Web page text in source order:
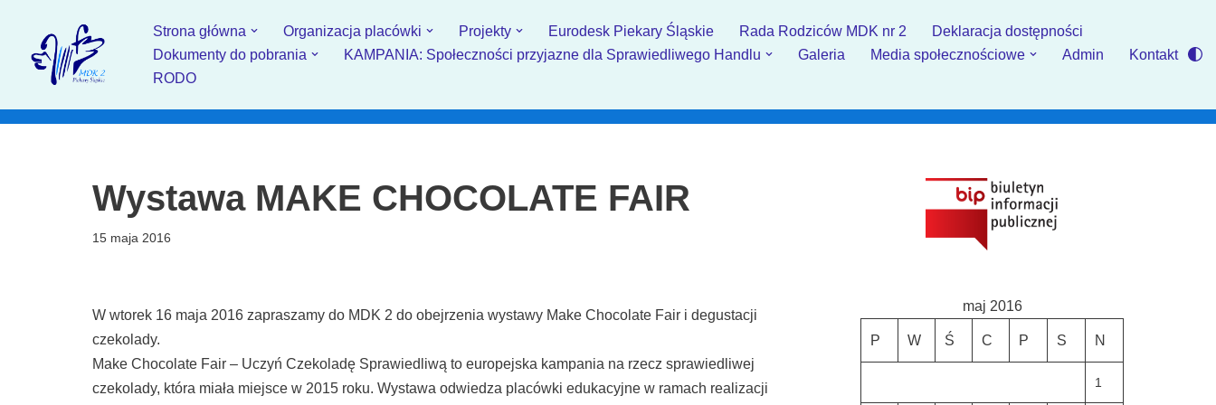
Przejdź
Strona główna Organizacja placówki Projekty Eurodesk Piekary Śląskie Rada Rodziców MDK nr 2
Deklaracja dostępności
Dokumenty do pobrania
KAMPANIA: Społeczności przyjazne dla Sprawiedliwego Handlu Galeria Media społecznościowe Admin
Kontakt
RODO
Wystawa MAKE CHOCOLATE FAIR
15 maja 2016
W wtorek 16 maja 2016 zapraszamy do MDK 2 do obejrzenia wystawy Make Chocolate Fair i degustacji
czekolady.
Make Chocolate Fair – Uczyń Czekoladę Sprawiedliwą to europejska kampania na rzecz sprawiedliwej
czekolady, która miała miejsce w 2015 roku. Wystawa odwiedza placówki edukacyjne w ramach realizacji
maj 2016
P W Ś C P S N
1